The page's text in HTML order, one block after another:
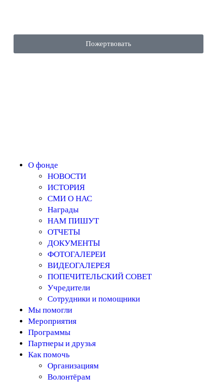
Пожертвовать
О фонде
НОВОСТИ
ИСТОРИЯ
СМИ О НАС
Награды
НАМ ПИШУТ
ОТЧЕТЫ
ДОКУМЕНТЫ
ФОТОГАЛЕРЕИ
ВИДЕОГАЛЕРЕЯ
ПОПЕЧИТЕЛЬСКИЙ СОВЕТ
Учредители
Сотрудники и помощники
Мы помогли
Мероприятия
Программы
Партнеры и друзья
Как помочь
Организациям
Волонтёрам